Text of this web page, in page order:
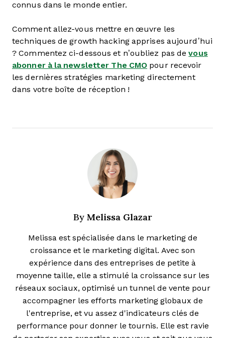
connus dans le monde entier.
Comment allez-vous mettre en œuvre les
techniques de growth hacking apprises aujourd’hui
? Commentez ci-dessous et n’oubliez pas devous
abonner à la newsletter The CMO pour recevoir
les dernières stratégies marketing directement
dans votre boîte de réception !
By Melissa Glazar
Melissa est spécialisée dans le marketing de
croissance et le marketing digital. Avec son
expérience dans des entreprises de petite à
moyenne taille, elle a stimulé la croissance sur les
réseaux sociaux, optimisé un tunnel de vente pour
accompagner les efforts marketing globaux de
l'entreprise, et vu assez d'indicateurs clés de
performance pour donner le tournis. Elle est ravie